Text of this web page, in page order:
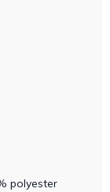
polyester